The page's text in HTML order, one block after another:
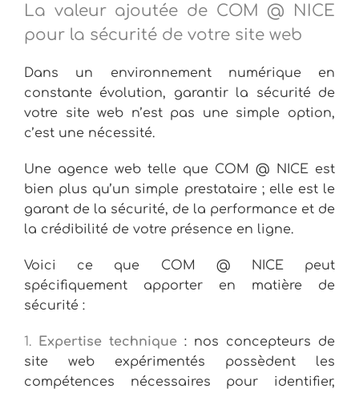
La valeur ajoutée de COM @ NICE
pour la sécurité de votre site web
Dans un environnement numérique en
constante évolution, garantir la sécurité de
votre site web n’est pas une simple option,
c’est une nécessité.
Une agence web telle que COM @ NICE est
bien plus qu’un simple prestataire ; elle est le
garant de la sécurité, de la performance et de
la crédibilité de votre présence en ligne.
Voici ce que COM @ NICE peut
spécifiquement apporter en matière de
sécurité :
1. Expertise technique: nos concepteurs de
site web expérimentés possèdent les
compétences nécessaires pour identifier,